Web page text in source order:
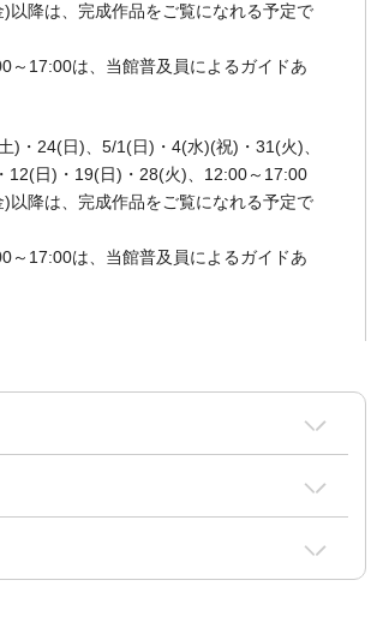
以降は、完成作品をご覧になれる予定で
～17:00は、当館普及員によるガイドあ
)・24(日)、5/1(日)・4(水)(祝)・31(火)、
12(日)・19(日)・28(火)、12:00～17:00
以降は、完成作品をご覧になれる予定で
～17:00は、当館普及員によるガイドあ